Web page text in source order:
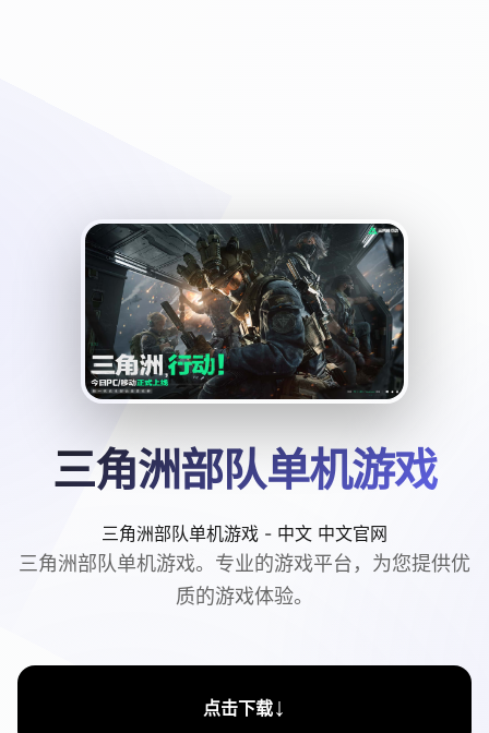
三角洲部队单机游戏
三角洲部队单机游戏 - 中文 中文官网
三角洲部队单机游戏。专业的游戏平台，为您提供优
质的游戏体验。
点击下载↓